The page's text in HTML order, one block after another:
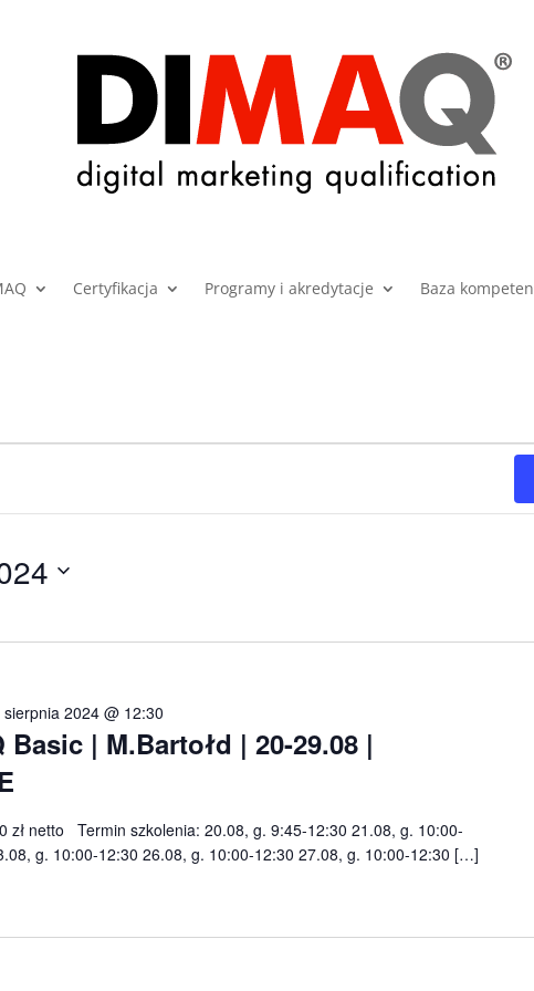
Certyfikacja Programy i akredytacje Baza
Basic | M.Bartołd | 20-29.08 |
sierpnia 2024 @ 12:30
zł netto Termin szkolenia: 20.08, g. 9:45-12:30 21.08, g. 10:00-
g. 10:00-12:30 26.08, g. 10:00-12:30 27.08, g. 10:00-12:30 […]